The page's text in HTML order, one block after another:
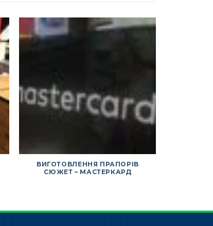
ВИГОТОВЛЕННЯ ПРАПОРІВ
СЮЖЕТ – МАСТЕРКАРД